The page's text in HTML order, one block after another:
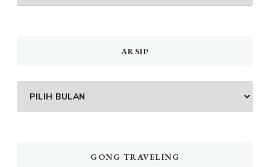
MENU
ARSIP
Arsip
GONG TRAVELING